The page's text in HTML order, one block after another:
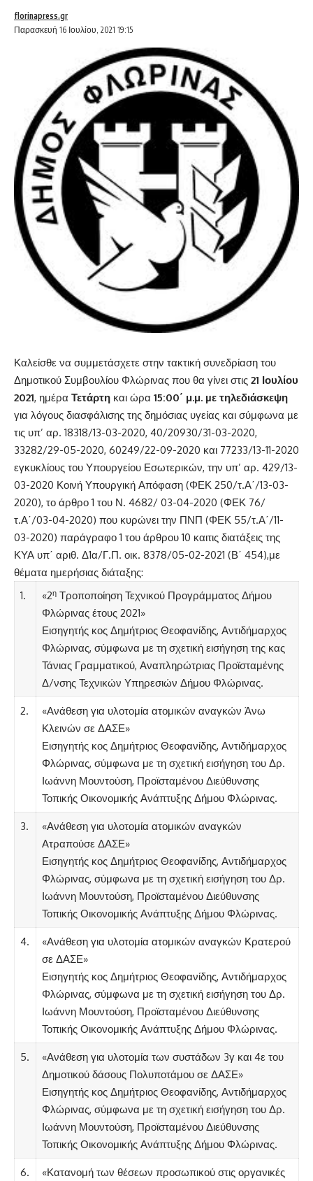
Παρασκευή 16 Ιουλίου, 2021 19:15
florinapress.gr
Καλείσθε να συμμετάσχετε στην τακτική συνεδρίαση του
Δημοτικού Συμβουλίου Φλώρινας που θα γίνει στις 21 Ιουλίου
2021, ημέρα Τετάρτη και ώρα 15:00΄ μ.μ. µε τηλεδιάσκεψη
για λόγους διασφάλισης της δημόσιας υγείας και σύμφωνα µε
τις υπ’ αρ. 18318/13-03-2020, 40/20930/31-03-2020,
33282/29-05-2020, 60249/22-09-2020 και 77233/13-11-2020
εγκυκλίους του Υπουργείου Εσωτερικών, την υπ’ αρ. 429/13-
03-2020 Κοινή Υπουργική Απόφαση (ΦΕΚ 250/τ.Α΄/13-03-
2020), το άρθρο 1 του Ν. 4682/ 03-04-2020 (ΦΕΚ 76/
τ.Α΄/03-04-2020) που κυρώνει την ΠΝΠ (ΦΕΚ 55/τ.Α΄/11-
03-2020) παράγραφο 1 του άρθρου 10 καιτις διατάξεις της
ΚΥΑ υπ΄ αριθ. Δ1α/Γ.Π. οικ. 8378/05-02-2021 (Β΄ 454),με
θέματα ημερήσιας διάταξης:
1.
«2ηΤροποποίηση Τεχνικού Προγράμματος Δήμου
Φλώρινας έτους 2021»
Εισηγητής κος Δημήτριος Θεοφανίδης, Αντιδήμαρχος
Φλώρινας, σύμφωνα με τη σχετική εισήγηση της κας
Τάνιας Γραμματικού, Αναπληρώτριας Προϊσταμένης
Δ/νσης Τεχνικών Υπηρεσιών Δήμου Φλώρινας.
2.
«Ανάθεση για υλοτομία ατομικών αναγκών Άνω
Κλεινών σε ΔΑΣΕ»
Εισηγητής κος Δημήτριος Θεοφανίδης, Αντιδήμαρχος
Φλώρινας, σύμφωνα με τη σχετική εισήγηση του Δρ.
Ιωάννη Μουντούση, Προϊσταμένου Διεύθυνσης
Τοπικής Οικονομικής Ανάπτυξης Δήμου Φλώρινας.
3.
«Ανάθεση για υλοτομία ατομικών αναγκών
Ατραπούσε ΔΑΣΕ»
Εισηγητής κος Δημήτριος Θεοφανίδης, Αντιδήμαρχος
Φλώρινας, σύμφωνα με τη σχετική εισήγηση του Δρ.
Ιωάννη Μουντούση, Προϊσταμένου Διεύθυνσης
Τοπικής Οικονομικής Ανάπτυξης Δήμου Φλώρινας.
4.
«Ανάθεση για υλοτομία ατομικών αναγκών Κρατερού
σε ΔΑΣΕ»
Εισηγητής κος Δημήτριος Θεοφανίδης, Αντιδήμαρχος
Φλώρινας, σύμφωνα με τη σχετική εισήγηση του Δρ.
Ιωάννη Μουντούση, Προϊσταμένου Διεύθυνσης
Τοπικής Οικονομικής Ανάπτυξης Δήμου Φλώρινας.
5.
«Ανάθεση για υλοτομία των συστάδων 3γ και 4ε του
Δημοτικού δάσους Πολυποτάμου σε ΔΑΣΕ»
Εισηγητής κος Δημήτριος Θεοφανίδης, Αντιδήμαρχος
Φλώρινας, σύμφωνα με τη σχετική εισήγηση του Δρ.
Ιωάννη Μουντούση, Προϊσταμένου Διεύθυνσης
Τοπικής Οικονομικής Ανάπτυξης Δήμου Φλώρινας.
6. «Κατανομή των θέσεων προσωπικού στις οργανικές